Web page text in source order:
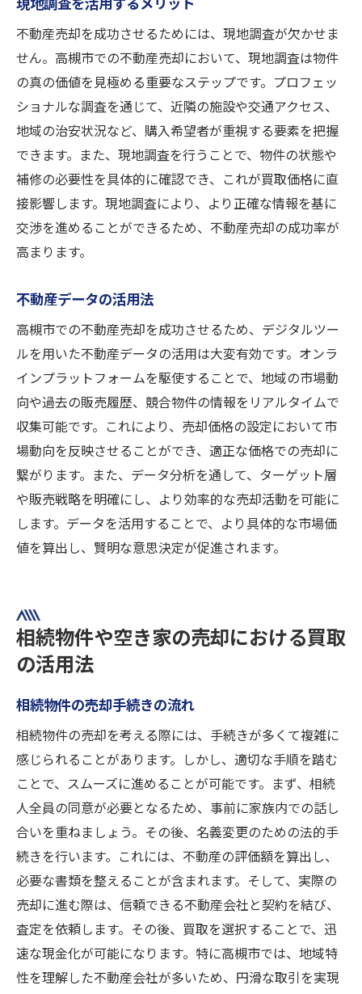
現地調査を活用するメリット
不動産売却を成功させるためには、現地調査が欠かせま
せん。高槻市での不動産売却において、現地調査は物件
の真の価値を見極める重要なステップです。プロフェッ
ショナルな調査を通じて、近隣の施設や交通アクセス、
地域の治安状況など、購入希望者が重視する要素を把握
できます。また、現地調査を行うことで、物件の状態や
補修の必要性を具体的に確認でき、これが買取価格に直
接影響します。現地調査により、より正確な情報を基に
交渉を進めることができるため、不動産売却の成功率が
高まります。
不動産データの活用法
高槻市での不動産売却を成功させるため、デジタルツー
ルを用いた不動産データの活用は大変有効です。オンラ
インプラットフォームを駆使することで、地域の市場動
向や過去の販売履歴、競合物件の情報をリアルタイムで
収集可能です。これにより、売却価格の設定において市
場動向を反映させることができ、適正な価格での売却に
繋がります。また、データ分析を通して、ターゲット層
や販売戦略を明確にし、より効率的な売却活動を可能に
します。データを活用することで、より具体的な市場価
値を算出し、賢明な意思決定が促進されます。
相続物件や空き家の売却における買取
の活用法
相続物件の売却手続きの流れ
相続物件の売却を考える際には、手続きが多くて複雑に
感じられることがあります。しかし、適切な手順を踏む
ことで、スムーズに進めることが可能です。まず、相続
人全員の同意が必要となるため、事前に家族内での話し
合いを重ねましょう。その後、名義変更のための法的手
続きを行います。これには、不動産の評価額を算出し、
必要な書類を整えることが含まれます。そして、実際の
売却に進む際は、信頼できる不動産会社と契約を結び、
査定を依頼します。その後、買取を選択することで、迅
速な現金化が可能になります。特に高槻市では、地域特
性を理解した不動産会社が多いため、円滑な取引を実現